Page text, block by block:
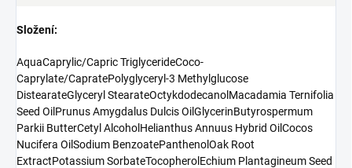
Složení:
AquaCaprylic/Capric TriglycerideCoco-
Caprylate/CapratePolyglyceryl-3 Methylglucose
DistearateGlyceryl StearateOctykdodecanol Macadamia Ternifolia
Seed Oil Prunus Amygdalus Dulcis OilGlycerinButyrospermum
Parkii ButterCetyl Alcohol Helianthus Annuus Hybrid OilCocos
Nucifera OilSodium BenzoatePanthenolOak Root
ExtractPotassium SorbateTocopherol Echium Plantagineum Seed